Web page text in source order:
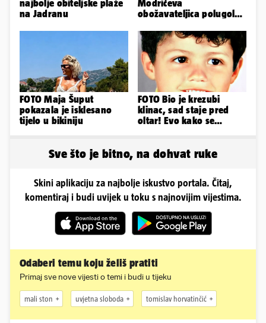
najbolje obiteljske plaže
na Jadranu
Modrićeva
obožavateljica polugola
što radi danas
FOTO Maja Šuput
pokazala je isklesano
tijelo u bikiniju
FOTO Bio je krezubi
klinac, sad staje pred
oltar! Evo kako se
Sve što je bitno, na dohvat ruke
Skini aplikaciju za najbolje iskustvo portala. Čitaj,
komentiraj i budi uvijek u toku s najnovijim vijestima.
Odaberi temu koju želiš pratiti
Primaj sve nove vijesti o temi i budi u tijeku
mali ston uvjetna sloboda tomislav horvatinčić